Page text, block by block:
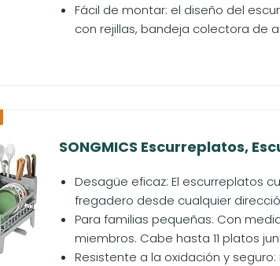
Fácil de montar: el diseño del
con rejillas, bandeja colectora de
SONGMICS Escurreplatos,
Desagüe eficaz: El escurreplatos
fregadero desde cualquier
Para familias pequeñas: Con
miembros. Cabe hasta 11 platos
Resistente a la oxidación y